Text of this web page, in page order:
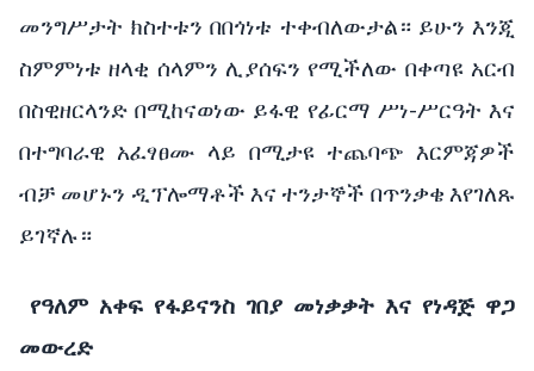
መንግሥታት ክስተቱን በበጎነቱ ተቀብለውታል። ይሁን እንጂ
ስምምነቱ ዘላቂ ሰላምን ሊያሰፍን የሚችለው በቀጣዩ አርብ
በስዊዘርላንድ በሚከናወነው ይፋዊ የፊርማ ሥነ-ሥርዓት እና
በተግባራዊ አፈፃፀሙ ላይ በሚታዩ ተጨባጭ እርምጃዎች
ብቻ መሆኑን ዲፕሎማቶች እና ተንታኞች በጥንቃቄ እየገለጹ
ይገኛሉ።
የዓለም አቀፍ የፋይናንስ ገበያ መነቃቃት እና የነዳጅ ዋጋ
መውረድ